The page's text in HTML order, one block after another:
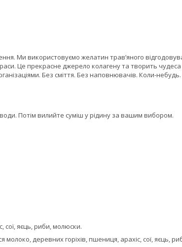
Ми використовуємо желатин трав’яного
Це прекрасне джерело колагену та творить
Без сміття. Без наповнювачів. Коли-небудь.
Потім вилийте суміш у рідину за вашим вибором.
сої, яєць, риби, молюски.
молоко, деревних горіхів, пшениця, арахіс, сої, яєць,